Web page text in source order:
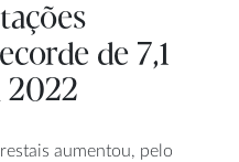
de 7,1
aumentou, pelo